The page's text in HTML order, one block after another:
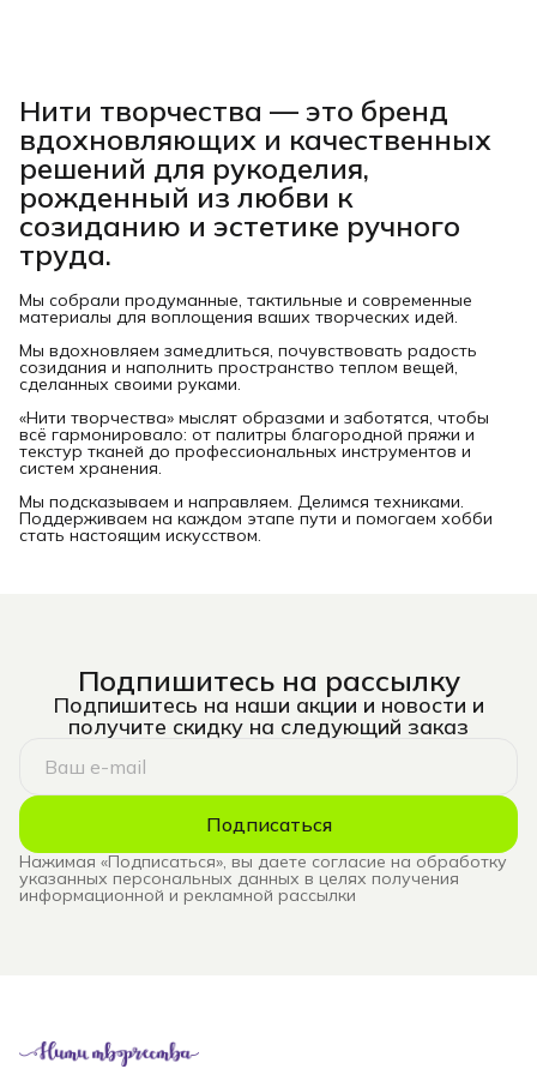
Нити творчества — это бренд
вдохновляющих и качественных
решений для рукоделия,
рожденный из любви к
созиданию и эстетике ручного
труда.
Мы собрали продуманные, тактильные и современные
материалы для воплощения ваших творческих идей.
Мы вдохновляем замедлиться, почувствовать радость
созидания и наполнить пространство теплом вещей,
сделанных своими руками.
«Нити творчества» мыслят образами и заботятся, чтобы
всё гармонировало: от палитры благородной пряжи и
текстур тканей до профессиональных инструментов и
систем хранения.
Мы подсказываем и направляем. Делимся техниками.
Поддерживаем на каждом этапе пути и помогаем хобби
стать настоящим искусством.
Подпишитесь на рассылку
Подпишитесь на наши акции и новости и
получите скидку на следующий заказ
Подписаться
Нажимая «Подписаться», вы даете согласие на обработку
указанных персональных данных в целях получения
информационной и рекламной рассылки